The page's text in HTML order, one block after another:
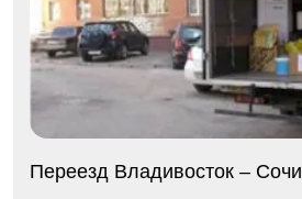
Переезд Владивосток – Сочи